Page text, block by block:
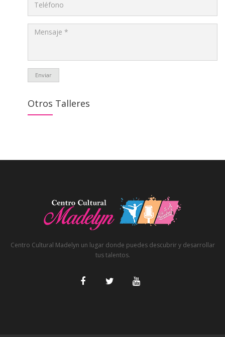
Enviar
Otros Talleres
Centro Cultural Madelyn un lugar donde puedes descubrir y desarrollar
tus talentos.